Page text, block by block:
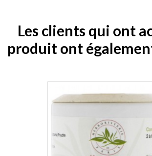
Les clients qui ont
produit ont